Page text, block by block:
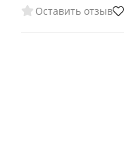
Оставить отзыв